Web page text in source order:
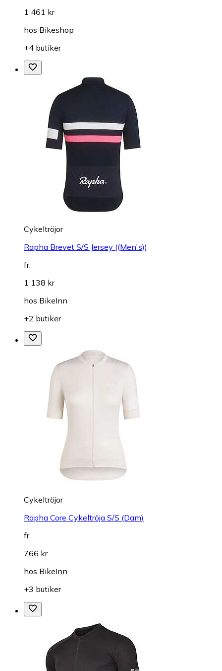
1 461 kr
hos Bikeshop
+4 butiker
Cykeltröjor
Rapha Brevet S/S Jersey ((Men's))
fr.
1 138 kr
hos BikeInn
+2 butiker
Cykeltröjor
Rapha Core Cykeltröja S/S (Dam)
fr.
766 kr
hos BikeInn
+3 butiker